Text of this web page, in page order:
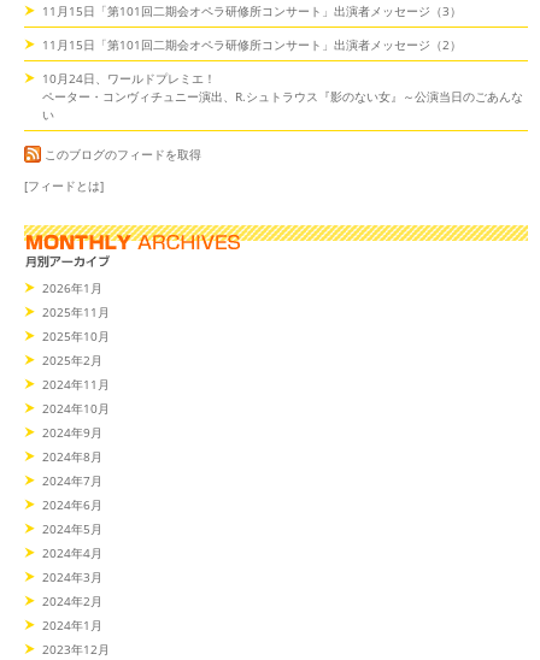
11月15日「第101回二期会オペラ研修所コンサート」出演者メッセージ（3）
11月15日「第101回二期会オペラ研修所コンサート」出演者メッセージ（2）
10月24日、ワールドプレミエ！
ペーター・コンヴィチュニー演出、R.シュトラウス『影のない女』～公演当日のごあんな
い
このブログのフィードを取得
[フィードとは]
2026年1月
2025年11月
2025年10月
2025年2月
2024年11月
2024年10月
2024年9月
2024年8月
2024年7月
2024年6月
2024年5月
2024年4月
2024年3月
2024年2月
2024年1月
2023年12月